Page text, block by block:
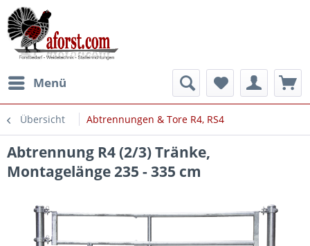
Menü
Übersicht Abtrennungen & Tore R4, RS4
Abtrennung R4 (2/3) Tränke,
Montagelänge 235 - 335 cm